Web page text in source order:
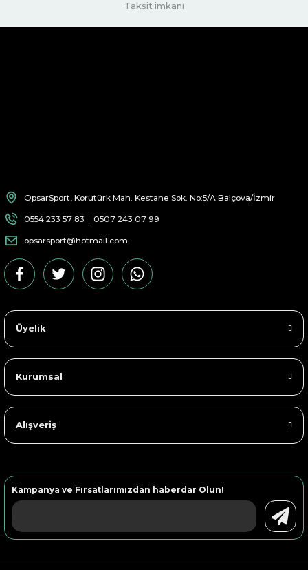
Taksit imkanı
OpsarSport, Korutürk Mah. Kestane Sok. No:5/A Balçova/İzmir
0554 233 57 83 0507 243 07 99
opsarsport@hotmail.com
Üyelik
Kurumsal
Alışveriş
Kampanya ve Fırsatlarımızdan haberdar Olun!